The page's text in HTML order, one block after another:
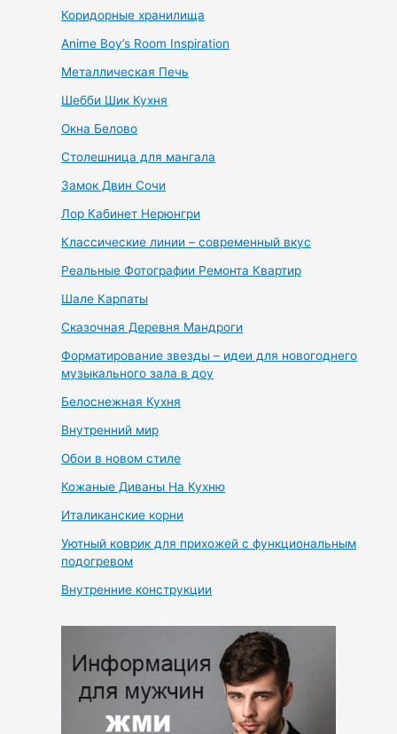
Коридорные хранилища
Anime Boy’s Room Inspiration
Металлическая Печь
Шебби Шик Кухня
Окна Белово
Столешница для мангала
Замок Двин Сочи
Лор Кабинет Нерюнгри
Классические линии – современный вкус
Реальные Фотографии Ремонта Квартир
Шале Карпаты
Сказочная Деревня Мандроги
Форматирование звезды – идеи для новогоднего
музыкального зала в доу
Белоснежная Кухня
Внутренний мир
Обои в новом стиле
Кожаные Диваны На Кухню
Италиканские корни
Уютный коврик для прихожей с функциональным
подогревом
Внутренние конструкции